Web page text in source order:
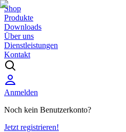
Shop
Produkte
Downloads
Über uns
Dienstleistungen
Kontakt
Anmelden
Noch kein Benutzerkonto?
Jetzt registrieren!